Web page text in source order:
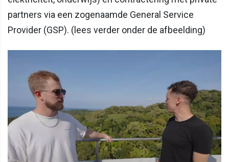
partners via een zogenaamde General Service
Provider (GSP). (lees verder onder de afbeelding)